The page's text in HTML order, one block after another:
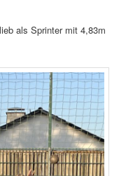
als Sprinter mit 4,83m